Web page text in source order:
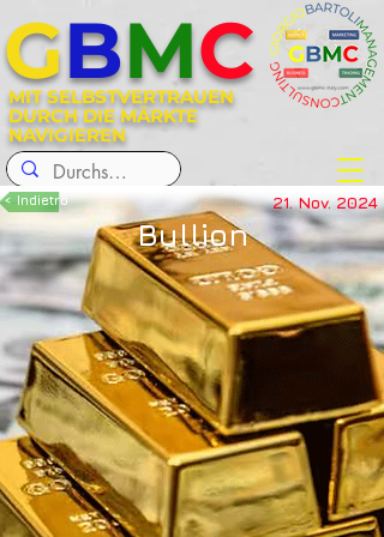
MIT SELBSTVERTRAUEN
DURCH DIE MÄRKTE
NAVIGIEREN
GBMC
< Indietro 21. Nov. 2024
Bullion